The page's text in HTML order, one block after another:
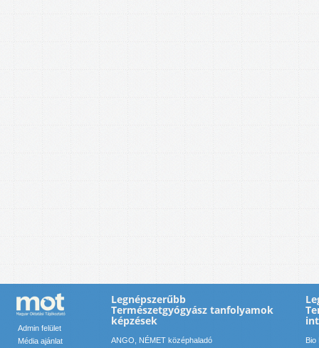
Admin felület
Média ajánlat
Legnépszerűbb
Természetgyógyász tanfolyamok
képzések
ANGO, NÉMET középhaladó